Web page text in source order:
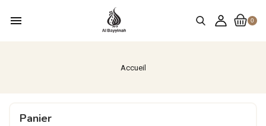
0
menu
Accueil
Panier